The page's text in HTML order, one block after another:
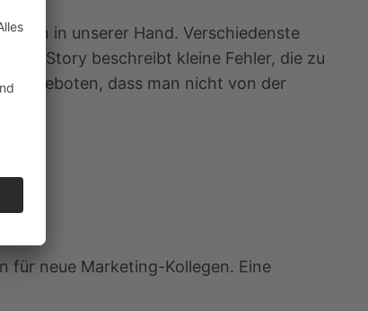
in unserer Hand. Verschiedenste
Die Story beschreibt kleine Fehler, die zu
geboten, dass man nicht von der
für neue Marketing-Kollegen. Eine